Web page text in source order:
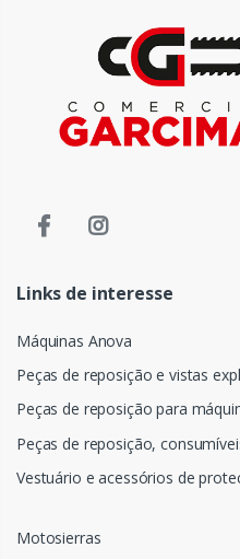
Links de interesse
Máquinas Anova
Peças de reposição e vistas
Peças de reposição para
Peças de reposição,
Vestuário e acessórios de
Motosierras